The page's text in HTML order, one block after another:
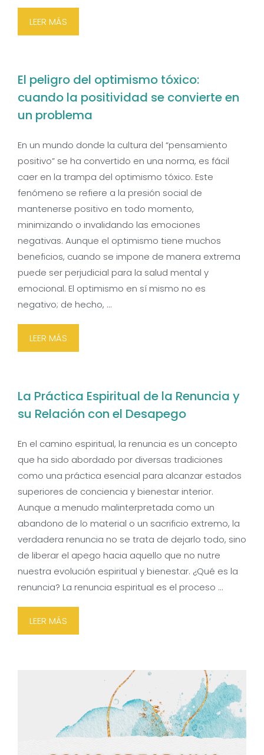
LEER MÁS
El peligro del optimismo tóxico:
cuando la positividad se convierte en
un problema
En un mundo donde la cultura del “pensamiento
positivo” se ha convertido en una norma, es fácil
caer en la trampa del optimismo tóxico. Este
fenómeno se refiere a la presión social de
mantenerse positivo en todo momento,
minimizando o invalidando las emociones
negativas. Aunque el optimismo tiene muchos
beneficios, cuando se impone de manera extrema
puede ser perjudicial para la salud mental y
emocional. El optimismo en sí mismo no es
negativo; de hecho, …
LEER MÁS
La Práctica Espiritual de la Renuncia y
su Relación con el Desapego
En el camino espiritual, la renuncia es un concepto
que ha sido abordado por diversas tradiciones
como una práctica esencial para alcanzar estados
superiores de conciencia y bienestar interior.
Aunque a menudo malinterpretada como un
abandono de lo material o un sacrificio extremo, la
verdadera renuncia no se trata de dejarlo todo, sino
de liberar el apego hacia aquello que no nutre
nuestra evolución espiritual y bienestar. ¿Qué es la
renuncia? La renuncia espiritual es el proceso …
LEER MÁS